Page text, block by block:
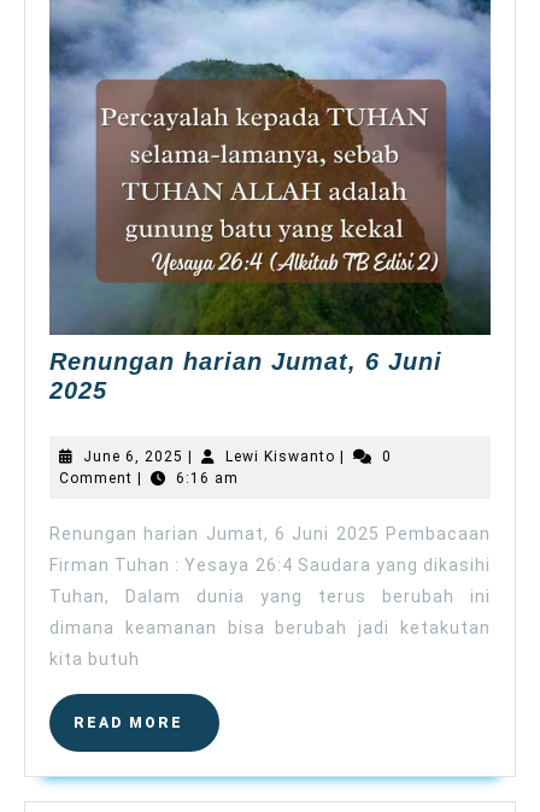
Renungan harian Jumat, 6 Juni
2025Renungan
Jumat,
6
2025
June 6, 2025 June
6,
| Lewi Kiswanto Lewi
|
0
Comment | 6:16 am
Renungan harian Jumat, 6 Juni 2025 Pembacaan
Firman Tuhan : Yesaya 26:4 Saudara yang dikasihi
Tuhan, Dalam dunia yang terus berubah ini
dimana keamanan bisa berubah jadi ketakutan
kita butuh
READ MORE
READ
MORE